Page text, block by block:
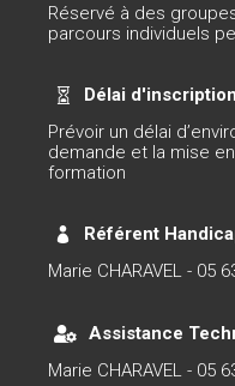
Réservé à des
parcours individuels

Délai d'inscription
Prévoir un délai
demande et la mise
formation

Référent
Marie CHARAVEL - 05

Assistance
Marie CHARAVEL - 05